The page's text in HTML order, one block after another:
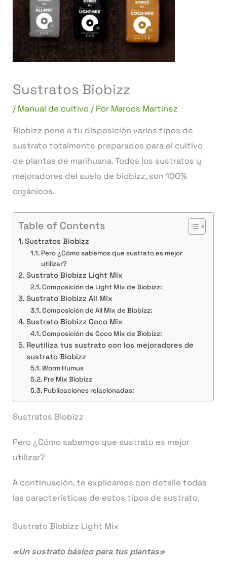
Sustratos Biobizz
/ Manual de cultivo / Por Marcos Martinez
Biobizz pone a tu disposición varios tipos de
sustrato totalmente preparados para el cultivo
de plantas de marihuana. Todos los sustratos y
mejoradores del suelo de biobizz, son 100%
orgánicos.
Table of Contents
Sustratos Biobizz
Pero ¿Cómo sabemos que sustrato es mejor
utilizar?
Sustrato Biobizz Light Mix
Composición de Light Mix de Biobizz:
Sustrato Biobizz All Mix
Composición de All Mix de Biobizz:
Sustrato Biobizz Coco Mix
Composición de Coco Mix de Biobizz:
Reutiliza tus sustrato con los mejoradores de
sustrato Biobizz
Worm Humus
Pre Mix Biobizz
Publicaciones relacionadas:
Sustratos Biobizz
Pero ¿Cómo sabemos que sustrato es mejor
utilizar?
A continuación, te explicamos con detalle todas
las características de estos tipos de sustrato.
Sustrato Biobizz Light Mix
«Un sustrato básico para tus plantas»